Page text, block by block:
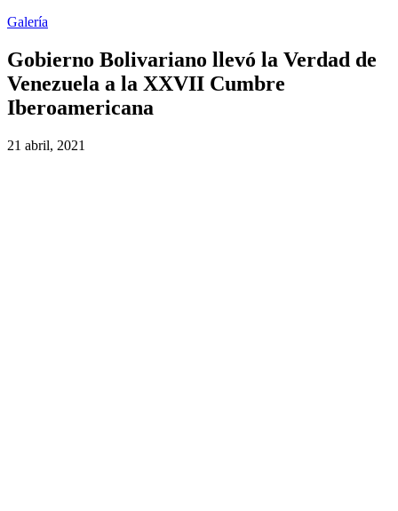
Galería
Gobierno Bolivariano llevó la Verdad de
Venezuela a la XXVII Cumbre
Iberoamericana
21 abril, 2021